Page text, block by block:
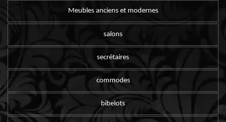
Meubles anciens et modernes
salons
secrétaires
commodes
bibelots